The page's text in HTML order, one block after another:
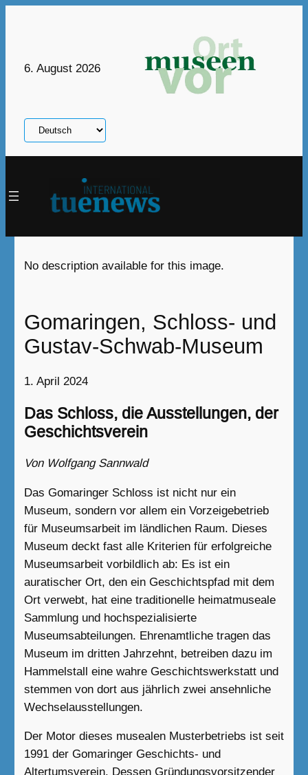
6. August 2026
Sprache
auswählen
No description available for this image.
Gomaringen, Schloss- und
Gustav-Schwab-Museum
1. April 2024
Das Schloss, die Ausstellungen, der
Geschichtsverein
Von Wolfgang Sannwald
Das Gomaringer Schloss ist nicht nur ein
Museum, sondern vor allem ein Vorzeigebetrieb
für Museumsarbeit im ländlichen Raum. Dieses
Museum deckt fast alle Kriterien für erfolgreiche
Museumsarbeit vorbildlich ab: Es ist ein
auratischer Ort, den ein Geschichtspfad mit dem
Ort verwebt, hat eine traditionelle heimatmuseale
Sammlung und hochspezialisierte
Museumsabteilungen. Ehrenamtliche tragen das
Museum im dritten Jahrzehnt, betreiben dazu im
Hammelstall eine wahre Geschichtswerkstatt und
stemmen von dort aus jährlich zwei ansehnliche
Wechselausstellungen.
Der Motor dieses musealen Musterbetriebs ist seit
1991 der Gomaringer Geschichts- und
Altertumsverein. Dessen Gründungsvorsitzender